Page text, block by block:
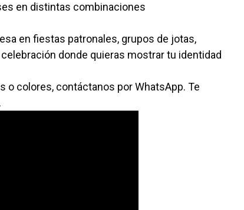
en distintas combinaciones
en fiestas patronales, grupos de jotas,
donde quieras mostrar tu identidad
o colores, contáctanos por WhatsApp. Te